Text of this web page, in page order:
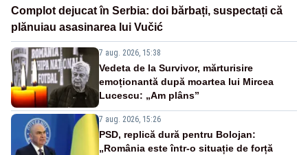
Complot dejucat în Serbia: doi bărbați, suspectați că
plănuiau asasinarea lui Vučić
7 aug. 2026, 15:38
Vedeta de la Survivor, mărturisire
emoționantă după moartea lui Mircea
Lucescu: „Am plâns”
7 aug. 2026, 15:26
PSD, replică dură pentru Bolojan:
„România este într-o situație de forță